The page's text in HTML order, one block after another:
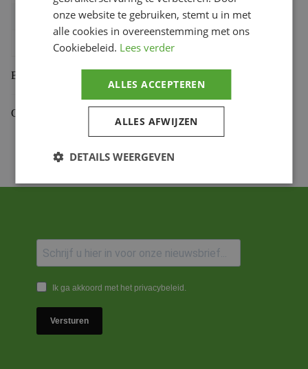
Bihr productcode 1108951001,3552.47.C45T
Productmerk
Beoordelingen (0)
Gekoppelde Motoren
Ik ga akkoord met het privacybeleid.
Versturen
onze website te gebruiken, stemt u in met
alle cookies in overeenstemming met ons
Cookiebeleid. Lees verder
ALLES ACCEPTEREN
ALLES AFWIJZEN
DETAILS WEERGEVEN